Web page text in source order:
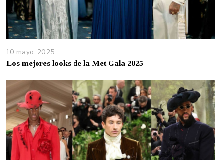
10 mayo, 2025
Los mejores looks de la Met Gala 2025